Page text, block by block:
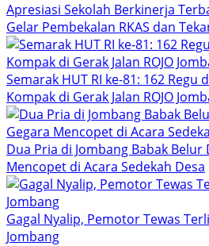
Apresiasi Sekolah Berkinerja
Gelar Pembekalan RKAS dan
Semarak HUT RI ke-81: 162 Regu
Kompak di Gerak Jalan ROJO
Dua Pria di Jombang Babak Belur
Mencopet di Acara Sedekah Desa
Gagal Nyalip, Pemotor Tewas
Jombang